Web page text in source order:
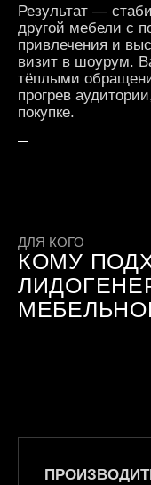
Результат —
другой мебели с
привлечения и
визит в шоурум.
тёплыми
прогрев
покупке.
ДЛЯ КОГО
КОМУ